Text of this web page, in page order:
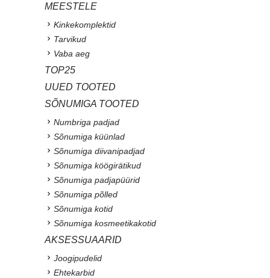
MEESTELE
Kinkekomplektid
Tarvikud
Vaba aeg
TOP25
UUED TOOTED
SÕNUMIGA TOOTED
Numbriga padjad
Sõnumiga küünlad
Sõnumiga diivanipadjad
Sõnumiga köögirätikud
Sõnumiga padjapüürid
Sõnumiga põlled
Sõnumiga kotid
Sõnumiga kosmeetikakotid
AKSESSUAARID
Joogipudelid
Ehtekarbid